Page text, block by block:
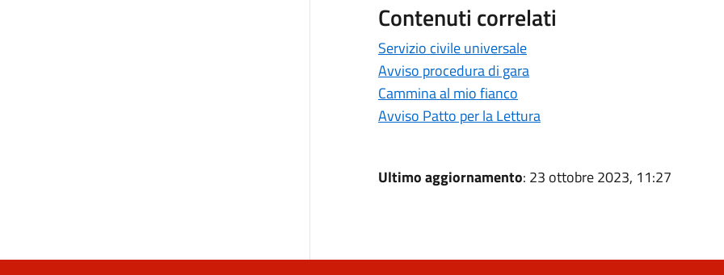
Contenuti correlati
Servizio civile universale
Avviso procedura di gara
Cammina al mio fianco
Avviso Patto per la Lettura
Ultimo aggiornamento: 23 ottobre 2023, 11:27